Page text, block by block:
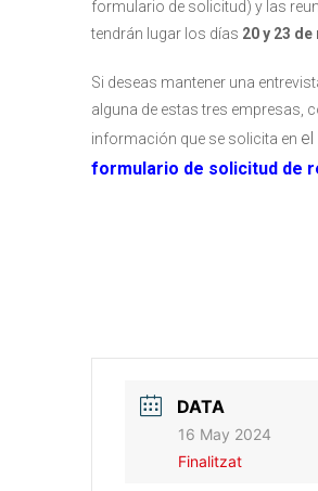
formulario de solicitud) y las
tendrán lugar los días 20 y 23 de
Si deseas mantener una
alguna de estas tres empresas,
información que se solicita en el
formulario de solicitud de
DATA
16 May 2024
Finalitzat